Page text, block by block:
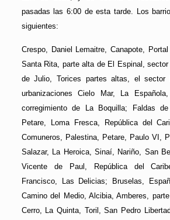
pasadas las 6:00 de esta tarde. Los
siguientes:
Crespo, Daniel Lemaitre, Canapote,
Santa Rita, parte alta de El Espinal,
de Julio, Torices partes altas, el sector
urbanizaciones Cielo Mar, La
corregimiento de La Boquilla; Faldas
Petare, Loma Fresca, República del
Comuneros, Palestina, Petare, Paulo VI,
Salazar, La Heroica, Sinaí, Nariño, San
Vicente de Paul, República del
Francisco, Las Delicias; Bruselas,
Camino del Medio, Alcibia, Amberes,
Cerro, La Quinta, Toril, San Pedro